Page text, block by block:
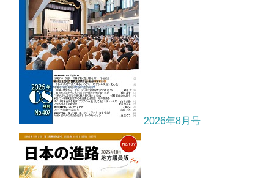
2026年8月号